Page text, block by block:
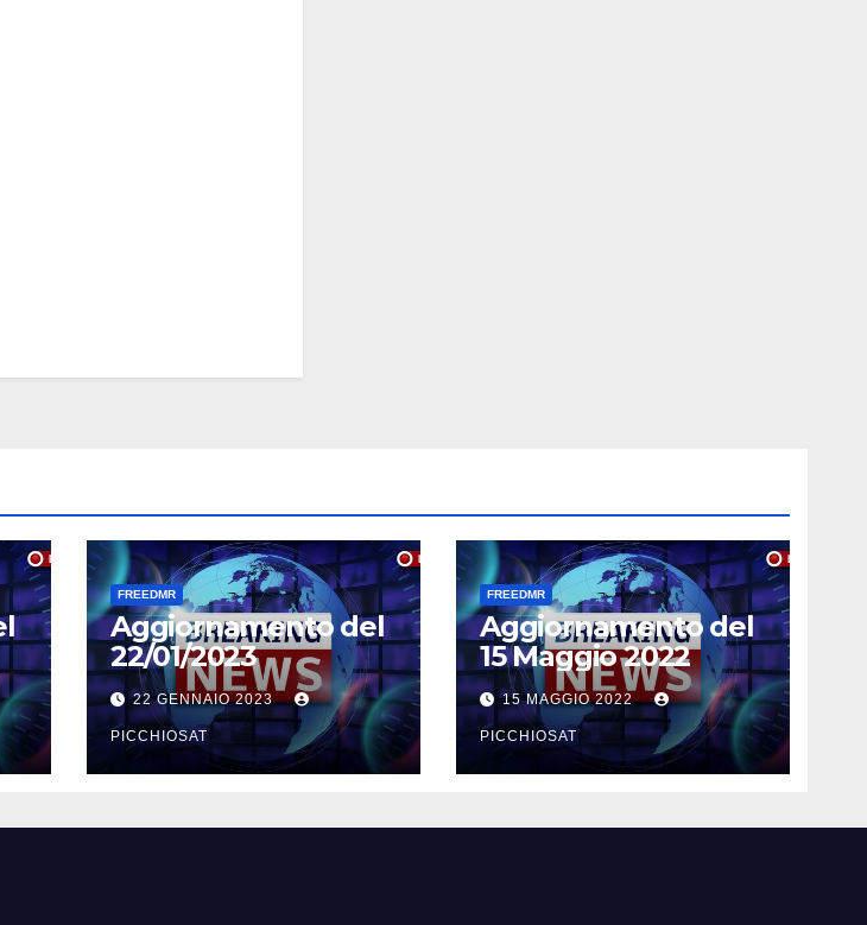
FREEDMR
Aggiornamento del
22/01/2023
22 GENNAIO 2023
PICCHIOSAT
FREEDMR
Aggiornamento del
15 Maggio 2022
15 MAGGIO 2022
PICCHIOSAT